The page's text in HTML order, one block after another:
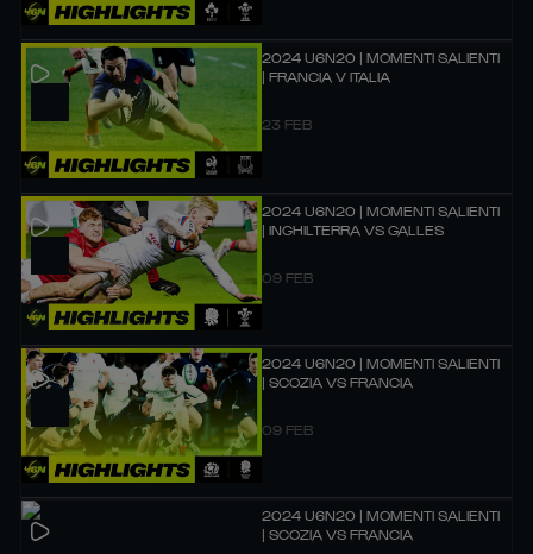
2024 U6N20 | MOMENTI SALIENTI
| FRANCIA V ITALIA
23 FEB
2024 U6N20 | MOMENTI SALIENTI
| INGHILTERRA VS GALLES
09 FEB
2024 U6N20 | MOMENTI SALIENTI
| SCOZIA VS FRANCIA
09 FEB
2024 U6N20 | MOMENTI SALIENTI
| SCOZIA VS FRANCIA